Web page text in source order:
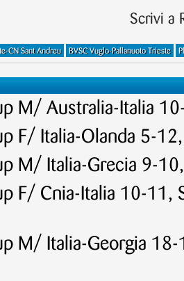
Scrivi a
CN Sant Andreu BVSC Vuglo-Pallanuoto Trieste
M/ Australia-Italia
F/ Italia-Olanda 5-
M/ Italia-Grecia 9-
F/ Cnia-Italia 10-11,
M/ Italia-Georgia